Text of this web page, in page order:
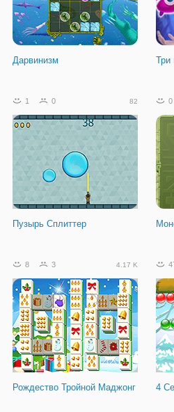
Дарвинизм Три
1 0 82
Пузырь Сплиттер
0
8 3 4.17 K
Рождество Тройной Маджонг 4